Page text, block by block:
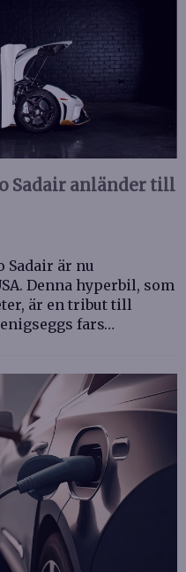
Sadair anländer till
Sadair är nu
Denna hyperbil, som
är en tribut till
fars…